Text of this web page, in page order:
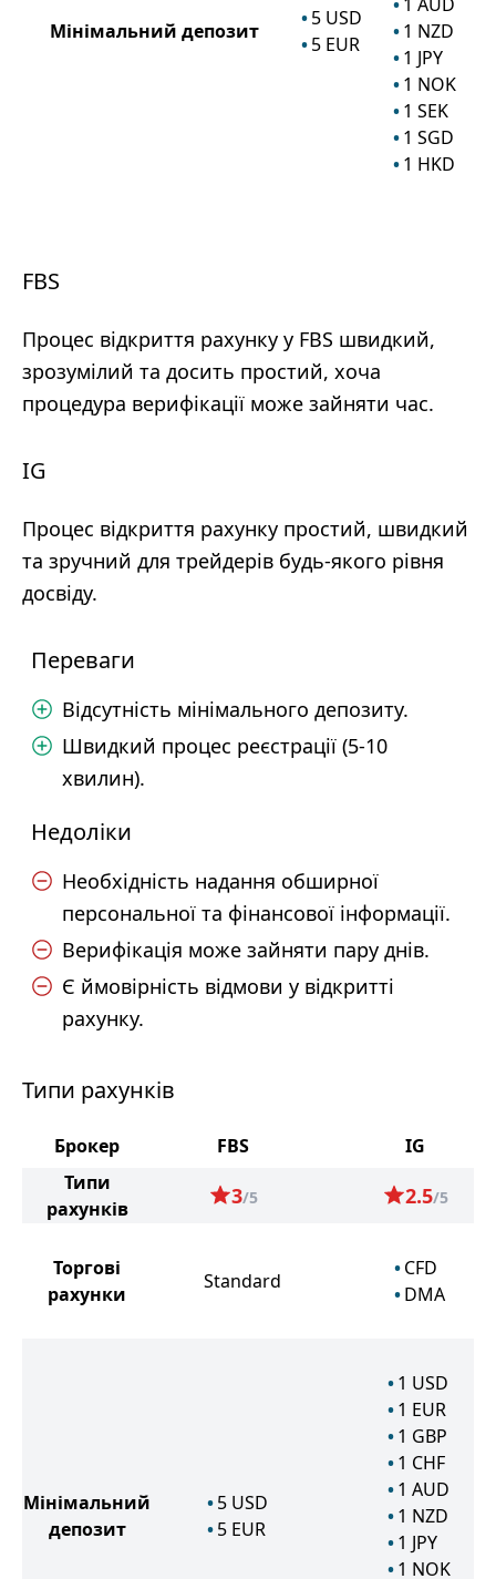
Мінімальний депозит
5 USD
5 EUR
1 NZD
1 JPY
1 NOK
1 SEK
1 SGD
1 HKD
FBS
Процес відкриття рахунку у FBS швидкий,
зрозумілий та досить простий, хоча
процедура верифікації може зайняти час.
IG
Процес відкриття рахунку простий, швидкий
та зручний для трейдерів будь-якого рівня
досвіду.
Переваги
Відсутність мінімального депозиту.
Швидкий процес реєстрації (5-10
хвилин).
Недоліки
Необхідність надання обширної
персональної та фінансової інформації.
Верифікація може зайняти пару днів.
Є ймовірність відмови у відкритті
рахунку.
Типи рахунків
Брокер FBS
IG
Типи
рахунків
3/5 2.5/5
Торгові
рахунки
Standard
CFD
DMA
Мінімальний
депозит
5 USD
5 EUR
1 USD
1 EUR
1 GBP
1 CHF
1 AUD
1 NZD
1 JPY
1 NOK